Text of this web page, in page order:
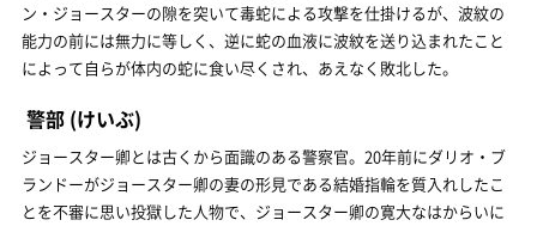
ン・ジョースターの隙を突いて毒蛇による攻撃を仕掛けるが、波紋の
能力の前には無力に等しく、逆に蛇の血液に波紋を送り込まれたこと
によって自らが体内の蛇に食い尽くされ、あえなく敗北した。
警部 (けいぶ)
ジョースター卿とは古くから面識のある警察官。20年前にダリオ・ブ
ランドーがジョースター卿の妻の形見である結婚指輪を質入れしたこ
とを不審に思い投獄した人物で、ジョースター卿の寛大なはからいに